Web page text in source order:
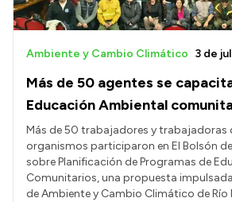
Más de 50 agentes se
Educación Ambiental
Ambiente y Cambio Climático 3 de
Más de 50 trabajadores y trabajadoras
organismos participaron en El Bolsón
sobre Planificación de Programas de
Comunitarios, una propuesta
de Ambiente y Cambio Climático de Río